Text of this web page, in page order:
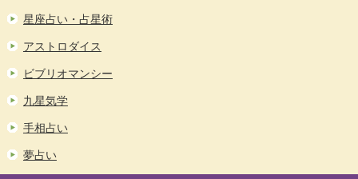
星座占い・占星術
アストロダイス
ビブリオマンシー
九星気学
手相占い
夢占い